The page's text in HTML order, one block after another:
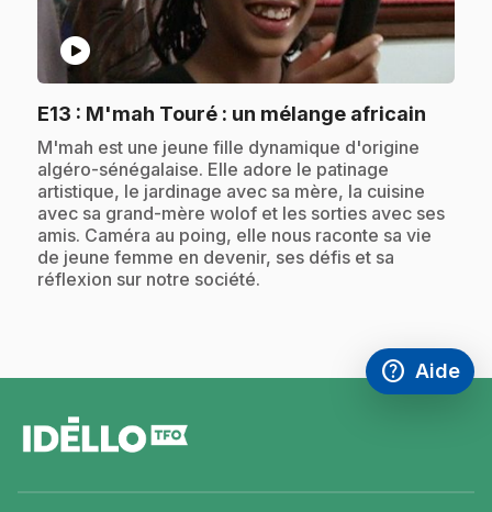
play_circle
E13 : M'mah Touré : un mélange africain
.M'mah est une jeune fille dynamique d'origine
algéro-sénégalaise. Elle adore le patinage
artistique, le jardinage avec sa mère, la cuisine
avec sa grand-mère wolof et les sorties avec ses
amis. Caméra au poing, elle nous raconte sa vie
de jeune femme en devenir, ses défis et sa
réflexion sur notre société.
help
Accéder à
Aide
,Ce lien
de
page